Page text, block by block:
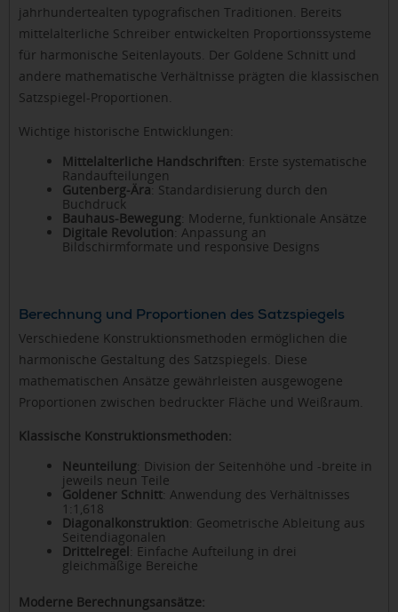
jahrhundertealten typografischen Traditionen. Bereits
mittelalterliche Schreiber entwickelten Proportionssysteme
für harmonische Seitenlayouts. Der Goldene Schnitt und
andere mathematische Verhältnisse prägten die klassischen
Satzspiegel-Proportionen.
Wichtige historische Entwicklungen:
Mittelalterliche Handschriften: Erste systematische
Randaufteilungen
Gutenberg-Ära: Standardisierung durch den
Buchdruck
Bauhaus-Bewegung: Moderne, funktionale Ansätze
Digitale Revolution: Anpassung an
Bildschirmformate und responsive Designs
Berechnung und Proportionen des Satzspiegels
Verschiedene Konstruktionsmethoden ermöglichen die
harmonische Gestaltung des Satzspiegels. Diese
mathematischen Ansätze gewährleisten ausgewogene
Proportionen zwischen bedruckter Fläche und Weißraum.
Klassische Konstruktionsmethoden:
Neunteilung: Division der Seitenhöhe und -breite in
jeweils neun Teile
Goldener Schnitt: Anwendung des Verhältnisses
1:1,618
Diagonalkonstruktion: Geometrische Ableitung aus
Seitendiagonalen
Drittelregel: Einfache Aufteilung in drei
gleichmäßige Bereiche
Moderne Berechnungsansätze: